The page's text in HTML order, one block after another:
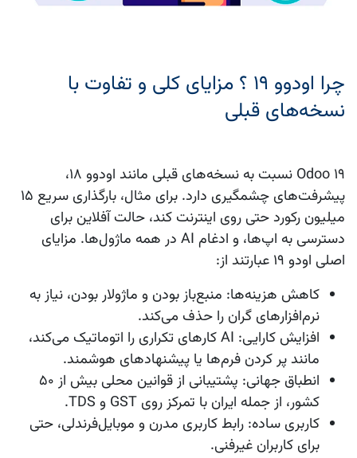
چرا اودوو 19 ؟ مزایای کلی و تفاوت با
نسخه‌های قبلی
Odoo 19
نسبت به نسخه‌های قبلی مانند اودوو ۱۸،
پیشرفت‌های چشمگیری دارد. برای مثال، بارگذاری سریع ۱۵
میلیون رکورد حتی روی اینترنت کند، حالت آفلاین برای
دسترسی به اپ‌ها، و ادغام AI در همه ماژول‌ها. مزایای
اصلی اودو 19
عبارتند از:
کاهش هزینه‌ها: منبع‌باز بودن و ماژولار بودن، نیاز به
نرم‌افزارهای گران را حذف می‌کند.
افزایش کارایی
: AI کارهای تکراری را اتوماتیک می‌کند،
مانند پر کردن فرم‌ها یا پیشنهادهای هوشمند.
انطباق جهانی
: پشتیبانی از قوانین محلی بیش از ۵۰
کشور، از جمله ایران با تمرکز روی GST و TDS.
کاربری ساده: رابط کاربری مدرن و موبایل‌فرندلی، حتی
برای کاربران غیرفنی.